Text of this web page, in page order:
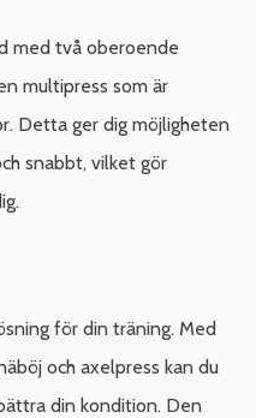
med två oberoende
multipress som är
Detta ger dig möjligheten
snabbt, vilket gör
för din träning. Med
och axelpress kan du
din kondition. Den